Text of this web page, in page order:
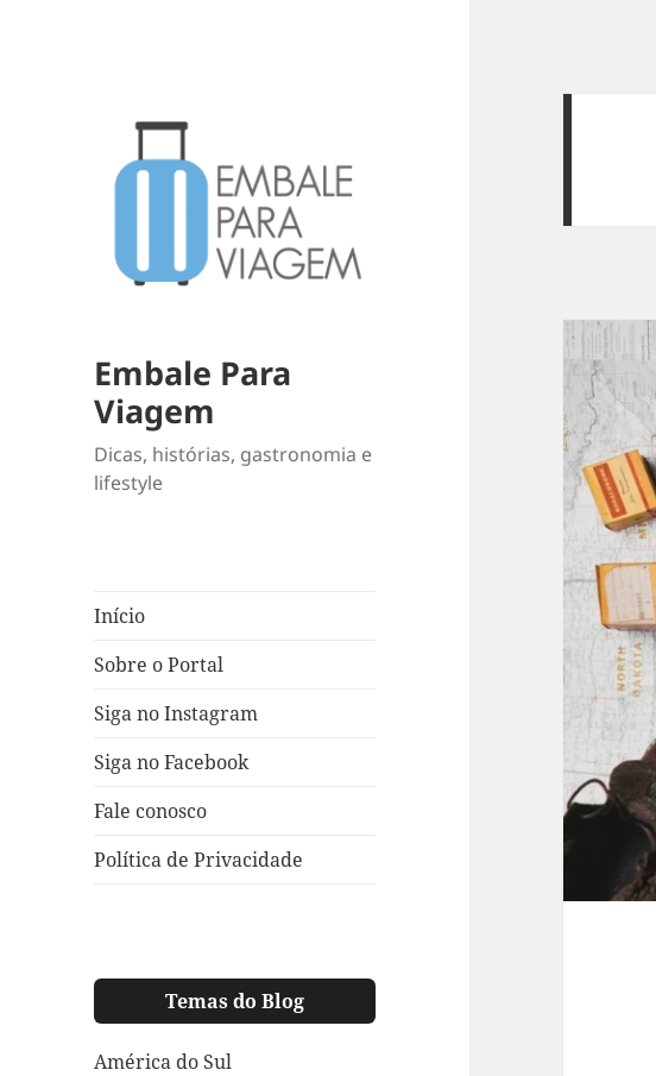
Embale Para
Viagem
Dicas, histórias, gastronomia e
lifestyle
Início
Sobre o Portal
Siga no Instagram
Siga no Facebook
Fale conosco
Política de Privacidade
Temas do Blog
América do Sul